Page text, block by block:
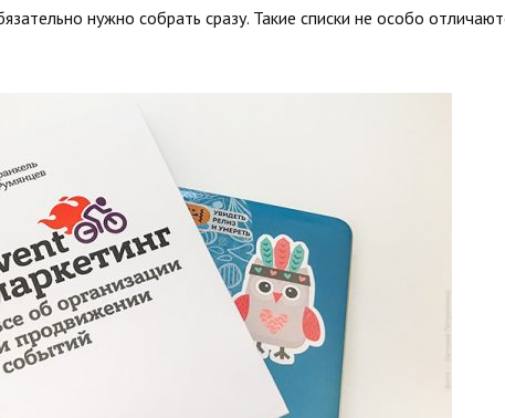
нужно собрать сразу. Такие списки не особо